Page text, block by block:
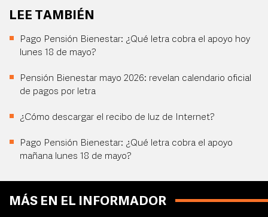
LEE TAMBIÉN
Pago Pensión Bienestar: ¿Qué letra cobra el apoyo hoy
lunes 18 de mayo?
Pensión Bienestar mayo 2026: revelan calendario oficial
de pagos por letra
¿Cómo descargar el recibo de luz de Internet?
Pago Pensión Bienestar: ¿Qué letra cobra el apoyo
mañana lunes 18 de mayo?
MÁS EN EL INFORMADOR